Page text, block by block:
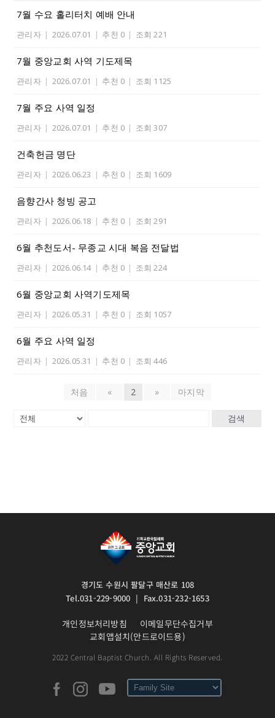
7월 수요 홀리터치 예배 안내
관리자 | 2026.07.01 | 추천 0 | 조회 221
7월 중앙교회 사역 기도제목
관리자 | 2026.07.01 | 추천 0 | 조회 1125
7월 주요 사역 일정
관리자 | 2026.07.01 | 추천 0 | 조회 307
건축헌금 명단
관리자 | 2026.06.23 | 추천 0 | 조회 1609
음향간사 청빙 공고
관리자 | 2026.06.18 | 추천 0 | 조회 291
6월 추천도서- 무종교 시대 복음 전달법
관리자 | 2026.06.14 | 추천 0 | 조회 224
6월 중앙교회 사역기도제목
관리자 | 2026.05.31 | 추천 0 | 조회 1057
6월 주요 사역 일정
관리자 | 2026.05.31 | 추천 0 | 조회 446
처음 « 2 » 마지막
검색
경기도 수원시 팔달구 매산로 108
Tel.031-229-9000 | Fax.031-232-1653
개인정보처리방침
이메일무단수집거부
교회앱설치(안드로이드용)
2022 Central Baptist Church. All Rights Reserved.